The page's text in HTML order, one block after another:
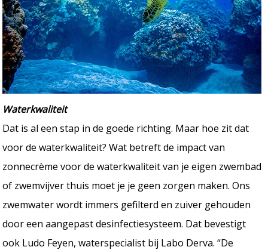
Waterkwaliteit
Dat is al een stap in de goede richting. Maar hoe zit dat
voor de waterkwaliteit? Wat betreft de impact van
zonnecrème voor de waterkwaliteit van je eigen zwembad
of zwemvijver thuis moet je je geen zorgen maken. Ons
zwemwater wordt immers gefilterd en zuiver gehouden
door een aangepast desinfectiesysteem. Dat bevestigt
ook Ludo Feyen, waterspecialist bij Labo Derva. “De